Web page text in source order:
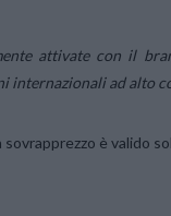
attivate con il
internazionali ad alto
è valido